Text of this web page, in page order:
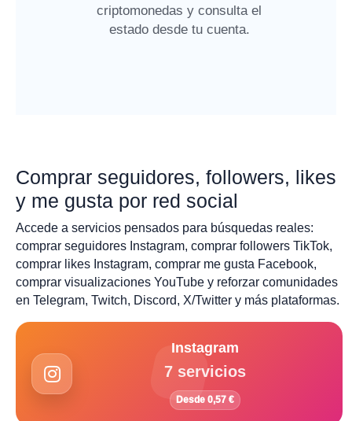
criptomonedas y consulta el
estado desde tu cuenta.
Comprar seguidores, followers, likes
y me gusta por red social
Accede a servicios pensados para búsquedas reales:
comprar seguidores Instagram, comprar followers TikTok,
comprar likes Instagram, comprar me gusta Facebook,
comprar visualizaciones YouTube y reforzar comunidades
en Telegram, Twitch, Discord, X/Twitter y más plataformas.
Instagram
7 servicios
Desde 0,57 €